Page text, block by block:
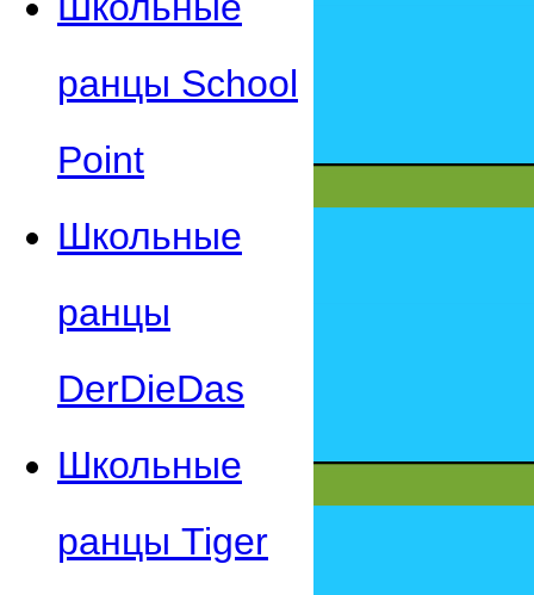
ранцы School
Point
Школьные
ранцы
DerDieDas
Школьные
ранцы Tiger